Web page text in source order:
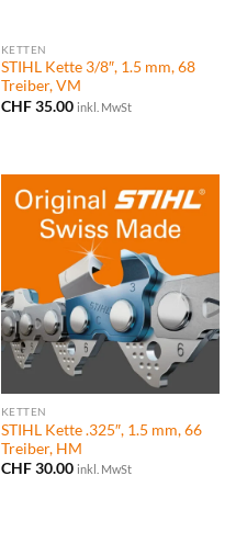
KETTEN
STIHL Kette 3/8″, 1.5 mm, 68
Treiber, VM
CHF35.00 inkl. MwSt
KETTEN
STIHL Kette .325″, 1.5 mm, 66
Treiber, HM
CHF30.00 inkl. MwSt